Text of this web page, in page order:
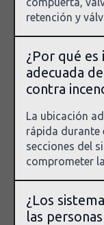
retención y
¿Por qué
adecuada
contra
La ubicación
rápida durante
secciones del
comprometer
¿Los
las